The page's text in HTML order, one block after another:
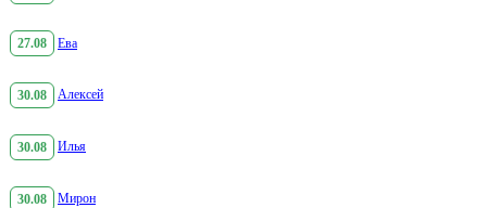
27.08 Ева
30.08 Алексей
30.08 Илья
30.08 Мирон